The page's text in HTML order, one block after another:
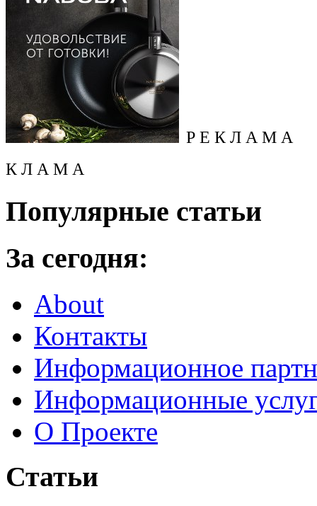
Р Е К Л А М А
К Л А М А
Популярные статьи
За сегодня:
About
Контакты
Информационное
Информационные
О Проекте
Статьи